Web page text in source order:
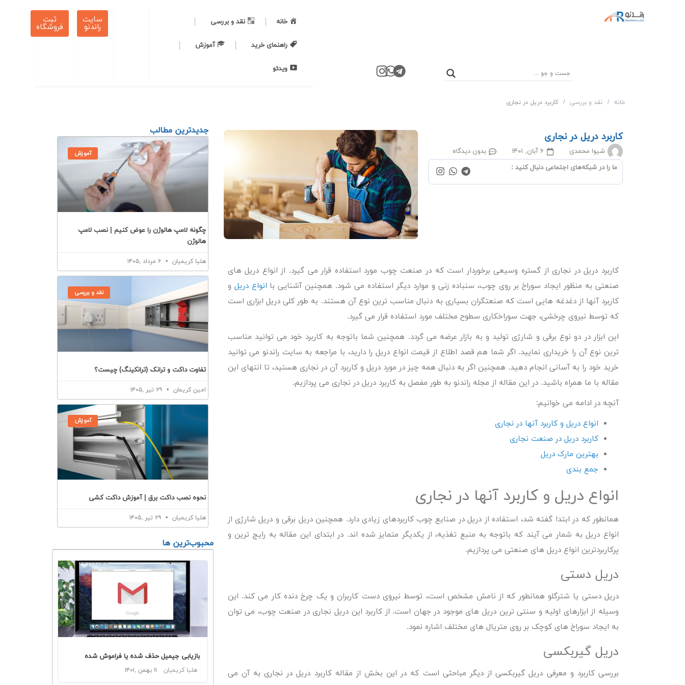
خانه نقد و بررسی
راهنمای خرید آموزش
ویدئو
سایت
راندنو
ثبت
فروشگاه
خانه / نقد و بررسی / کاربرد دریل در نجاری
جدیدترین مطالب
آموزش
چگونه لامپ هالوژن را عوض کنیم | نصب لامپ
هالوژن
هلیا کریمیان ۶ مرداد ,۱۴۰۵
نقد و بررسی
تفاوت داکت و ترانک (ترانکینگ) چیست؟
امین کریمان
آموزش
نحوه نصب داکت برق | آموزش داکت کشی
هلیا کریمیان
محبوب‌ترین ها
بازیابی جیمیل حذف شده یا فراموش شده
هلیا کریمیان ۱۱ بهمن ,۱۴۰۱
کاربرد دریل در نجاری
شیوا محمدی ۶ آبان, ۱۴۰۱
بدون دیدگاه
ما را در شبکه‌‌های اجتماعی دنبال کنید :
کاربرد دریل در نجاریاز گستره وسیعی برخوردار است که در صنعت چوب مورد استفاده قرار می گیرد. از انواع دریل های
صنعتی به منظور ایجاد سوراخ بر روی چوب، سنباده زنی و موارد دیگر استفاده می شود. همچنین آشنایی با انواع دریل و
کاربرد آنها از دغدغه هایی است که صنعتگران بسیاری به دنبال مناسب ترین نوع آن هستند. به طور کلی دریل ابزاری است
که توسط نیروی چرخشی، جهت سوراخکاری سطوح مختلف مورد استفاده قرار می گیرد.
این ابزار در دو نوع برقی و شارژی تولید و به بازار عرضه می گردد. همچنین شما باتوجه به کاربرد خود می توانید مناسب
ترین نوع آن را خریداری نمایید. اگر شما هم قصد اطلاع از قیمت انواع دریل را دارید، با مراجعه به سایت راندنو می توانید
خرید خود را به آسانی انجام دهید. همچنین اگر به دنبال همه چیز در مورد دریل و کاربرد آن در نجاری هستید، تا انتهای این
مقاله با ما همراه باشید. در این مقاله از مجله راندنو به طور مفصل به کاربرد دریل در نجاری می پردازیم.
آنچه در ادامه می خوانیم:
انواع دریل و کاربرد آنها در نجاری
کاربرد دریل در صنعت نجاری
بهترین مارک دریل
جمع بندی
انواع دریل و کاربرد آنها در نجاری
همانطور که در ابتدا گفته شد، استفاده از دریل در صنایع چوب کاربردهای زیادی دارد. همچنین دریل برقی و دریل شارژی از
انواع دریل به شمار می آیند که باتوجه به منبع تغذیه، از یکدیگر متمایز شده اند. در ابتدای این مقاله به رایج ترین و
پرکاربردترین انواع دریل های صنعتی می پردازیم.
دریل دستی
دریل دستی یا شترگلو همانطور که از نامش مشخص است، توسط نیروی دست کاربران و یک چرخ دنده کار می کند. این
وسیله از ابزارهای اولیه و سنتی ترین دریل های موجود در جهان است. از کاربرد این دریل نجاری در صنعت چوب، می توان
به ایجاد سوراخ های کوچک بر روی متریال های مختلف اشاره نمود.
دریل گیربکسی
بررسی کاربرد و معرفی دریل گیربکسی از دیگر مباحثی است که در این بخش از مقالهکاربرد دریل در نجاریبه آن می